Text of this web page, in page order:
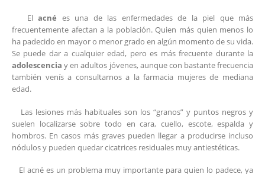
El acné es una de las enfermedades de la piel que más
frecuentemente afectan a la población. Quien más quien menos lo
ha padecido en mayor o menor grado en algún momento de su vida.
Se puede dar a cualquier edad, pero es más frecuente durante la
adolescencia y en adultos jóvenes, aunque con bastante frecuencia
también venís a consultarnos a la farmacia mujeres de mediana
edad.
Las lesiones más habituales son los “granos” y puntos negros y
suelen localizarse sobre todo en cara, cuello, escote, espalda y
hombros. En casos más graves pueden llegar a producirse incluso
nódulos y pueden quedar cicatrices residuales muy antiestéticas.
El acné es un problema muy importante para quien lo padece, ya